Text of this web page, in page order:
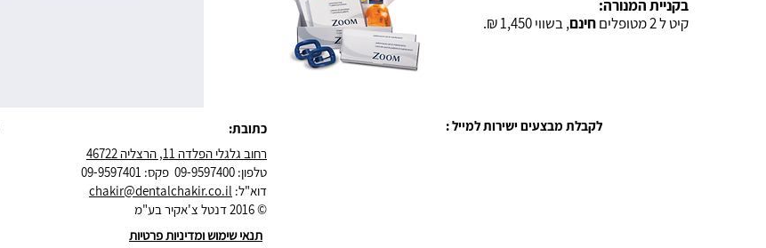
בקניית המנורה:
קיט ל 2 מטופלים
חינם, בשווי 1,450 ₪.
לקבלת מבצעים ישירות למייל :
כתובת:
רחוב גלגלי הפלדה 11, הרצליה 46722
טלפון: 09-9597400 פקס: 09-9597401
דוא"ל: chakir@dentalchakir.co.il
© 2016 דנטל צ'אקיר בע"מ
תנאי שימוש ומדיניות פרטיות